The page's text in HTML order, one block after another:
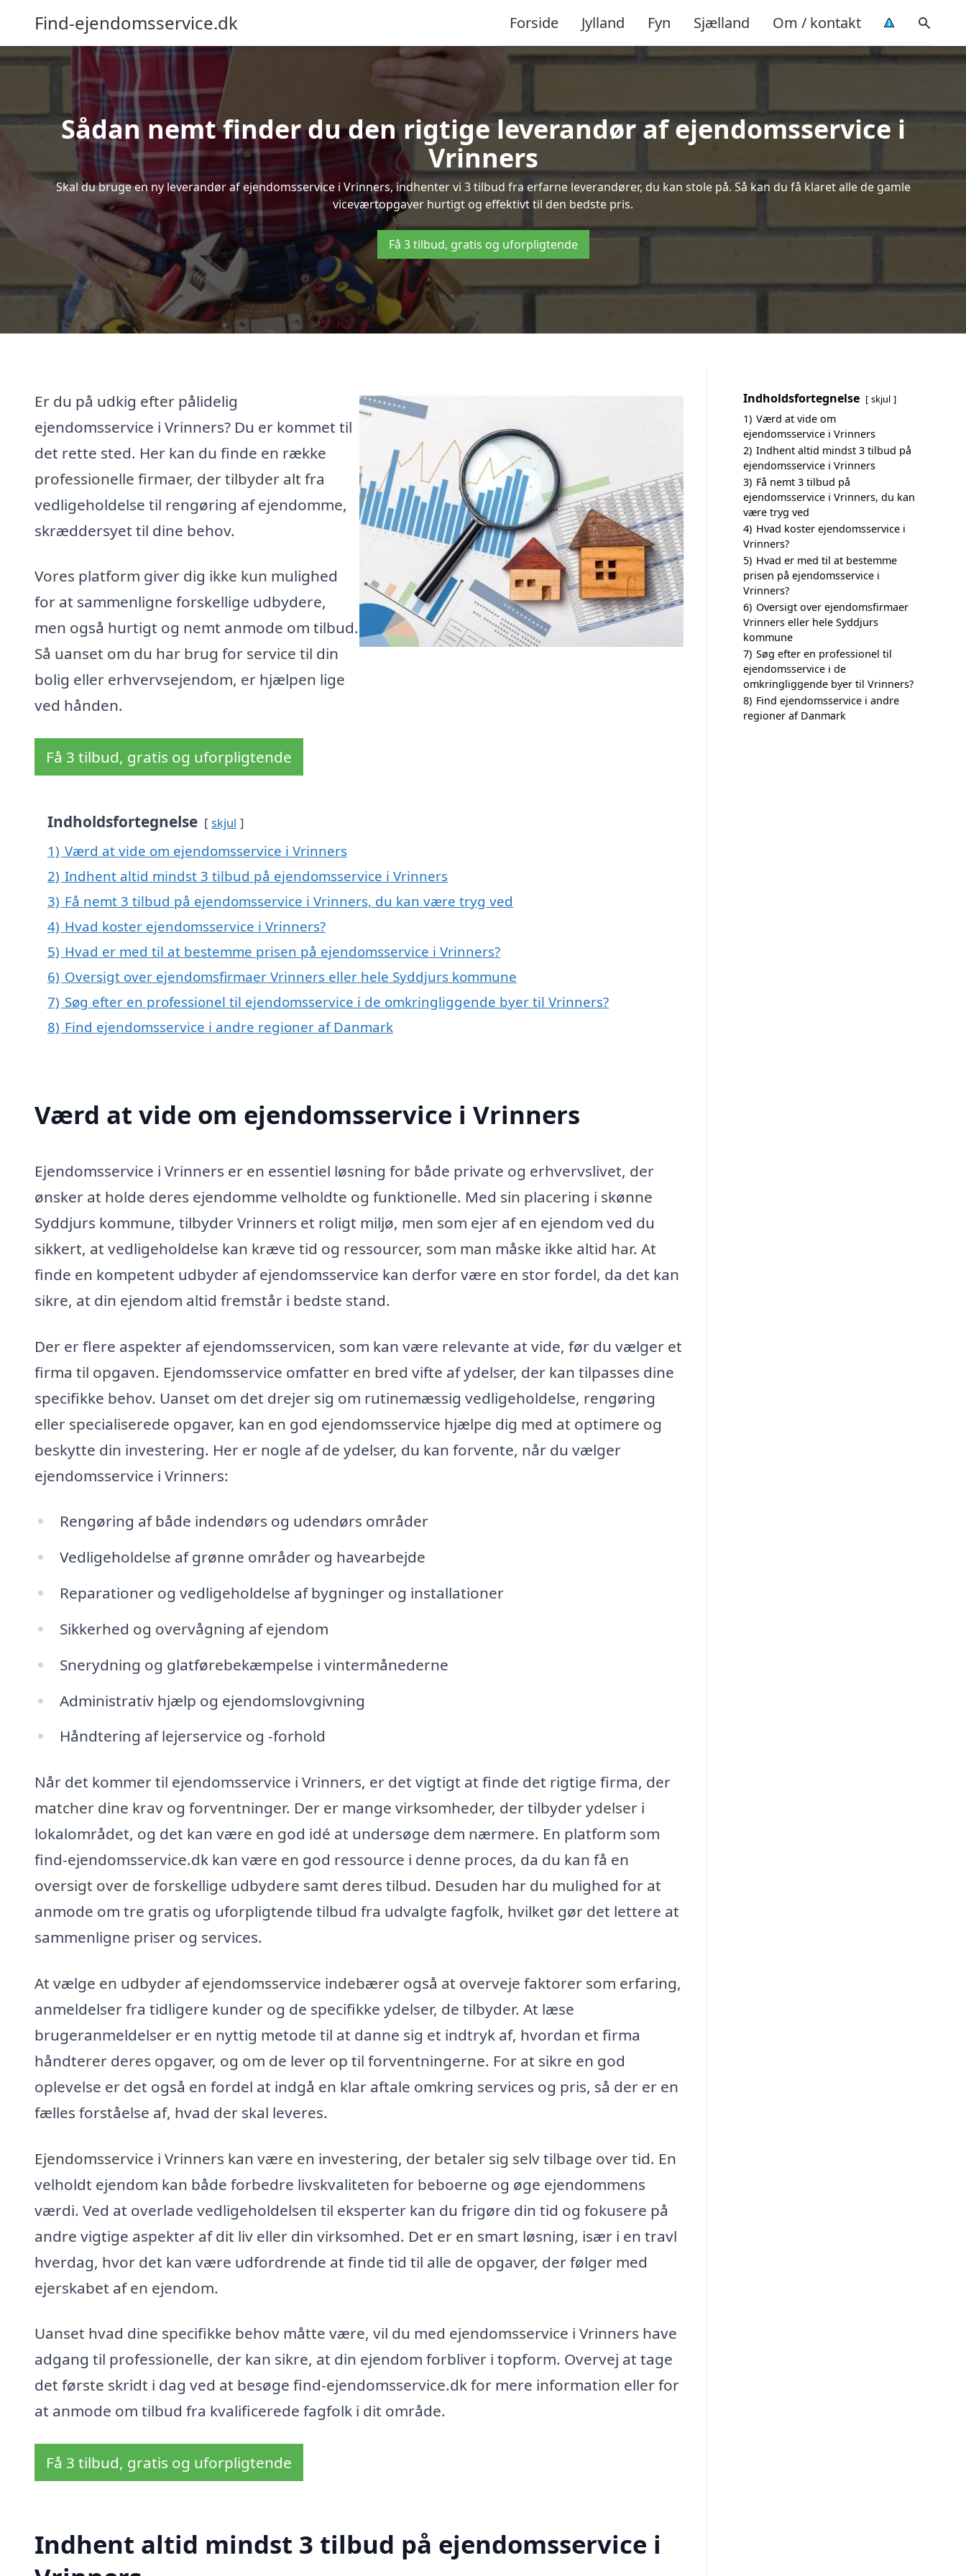
Find-ejendomsservice.dk Forside Jylland Fyn Sjælland Om / kontakt
Sådan nemt finder du den rigtige leverandør af ejendomsservice i
Vrinners
Skal du bruge en ny leverandør af ejendomsservice i Vrinners, indhenter vi 3 tilbud fra erfarne leverandører, du kan stole på. Så kan du få klaret alle de gamle
viceværtopgaver hurtigt og effektivt til den bedste pris.
Få 3 tilbud, gratis og uforpligtende
Er du på udkig efter pålidelig
ejendomsservice i Vrinners? Du er kommet til
det rette sted. Her kan du finde en række
professionelle firmaer, der tilbyder alt fra
vedligeholdelse til rengøring af ejendomme,
skræddersyet til dine behov.
Vores platform giver dig ikke kun mulighed
for at sammenligne forskellige udbydere,
men også hurtigt og nemt anmode om tilbud.
Så uanset om du har brug for service til din
bolig eller erhvervsejendom, er hjælpen lige
ved hånden.
Få 3 tilbud, gratis og uforpligtende
Indholdsfortegnelse skjul
1) Værd at vide om ejendomsservice i Vrinners
2) Indhent altid mindst 3 tilbud på ejendomsservice i Vrinners
3) Få nemt 3 tilbud på ejendomsservice i Vrinners, du kan være tryg ved
4) Hvad koster ejendomsservice i Vrinners?
5) Hvad er med til at bestemme prisen på ejendomsservice i Vrinners?
6) Oversigt over ejendomsfirmaer Vrinners eller hele Syddjurs kommune
7) Søg efter en professionel til ejendomsservice i de omkringliggende byer til Vrinners?
8) Find ejendomsservice i andre regioner af Danmark
Værd at vide om ejendomsservice i Vrinners
Ejendomsservice i Vrinners er en essentiel løsning for både private og erhvervslivet, der
ønsker at holde deres ejendomme velholdte og funktionelle. Med sin placering i skønne
Syddjurs kommune, tilbyder Vrinners et roligt miljø, men som ejer af en ejendom ved du
sikkert, at vedligeholdelse kan kræve tid og ressourcer, som man måske ikke altid har. At
finde en kompetent udbyder af ejendomsservice kan derfor være en stor fordel, da det kan
sikre, at din ejendom altid fremstår i bedste stand.
Der er flere aspekter af ejendomsservicen, som kan være relevante at vide, før du vælger et
firma til opgaven. Ejendomsservice omfatter en bred vifte af ydelser, der kan tilpasses dine
specifikke behov. Uanset om det drejer sig om rutinemæssig vedligeholdelse, rengøring
eller specialiserede opgaver, kan en god ejendomsservice hjælpe dig med at optimere og
beskytte din investering. Her er nogle af de ydelser, du kan forvente, når du vælger
ejendomsservice i Vrinners:
Rengøring af både indendørs og udendørs områder
Vedligeholdelse af grønne områder og havearbejde
Reparationer og vedligeholdelse af bygninger og installationer
Sikkerhed og overvågning af ejendom
Snerydning og glatførebekæmpelse i vintermånederne
Administrativ hjælp og ejendomslovgivning
Håndtering af lejerservice og -forhold
Når det kommer til ejendomsservice i Vrinners, er det vigtigt at finde det rigtige firma, der
matcher dine krav og forventninger. Der er mange virksomheder, der tilbyder ydelser i
lokalområdet, og det kan være en god idé at undersøge dem nærmere. En platform som
find-ejendomsservice.dk kan være en god ressource i denne proces, da du kan få en
oversigt over de forskellige udbydere samt deres tilbud. Desuden har du mulighed for at
anmode om tre gratis og uforpligtende tilbud fra udvalgte fagfolk, hvilket gør det lettere at
sammenligne priser og services.
At vælge en udbyder af ejendomsservice indebærer også at overveje faktorer som erfaring,
anmeldelser fra tidligere kunder og de specifikke ydelser, de tilbyder. At læse
brugeranmeldelser er en nyttig metode til at danne sig et indtryk af, hvordan et firma
håndterer deres opgaver, og om de lever op til forventningerne. For at sikre en god
oplevelse er det også en fordel at indgå en klar aftale omkring services og pris, så der er en
fælles forståelse af, hvad der skal leveres.
Ejendomsservice i Vrinners kan være en investering, der betaler sig selv tilbage over tid. En
velholdt ejendom kan både forbedre livskvaliteten for beboerne og øge ejendommens
værdi. Ved at overlade vedligeholdelsen til eksperter kan du frigøre din tid og fokusere på
andre vigtige aspekter af dit liv eller din virksomhed. Det er en smart løsning, især i en travl
hverdag, hvor det kan være udfordrende at finde tid til alle de opgaver, der følger med
ejerskabet af en ejendom.
Uanset hvad dine specifikke behov måtte være, vil du med ejendomsservice i Vrinners have
adgang til professionelle, der kan sikre, at din ejendom forbliver i topform. Overvej at tage
det første skridt i dag ved at besøge find-ejendomsservice.dk for mere information eller for
at anmode om tilbud fra kvalificerede fagfolk i dit område.
Få 3 tilbud, gratis og uforpligtende
Indhent altid mindst 3 tilbud på ejendomsservice i
Indholdsfortegnelse skjul
1) Værd at vide om
ejendomsservice i Vrinners
2) Indhent altid mindst 3 tilbud på
ejendomsservice i Vrinners
3) Få nemt 3 tilbud på
ejendomsservice i Vrinners, du kan
være tryg ved
4) Hvad koster ejendomsservice i
Vrinners?
5) Hvad er med til at bestemme
prisen på ejendomsservice i
Vrinners?
6) Oversigt over ejendomsfirmaer
Vrinners eller hele Syddjurs
kommune
7) Søg efter en professionel til
ejendomsservice i de
omkringliggende byer til Vrinners?
8) Find ejendomsservice i andre
regioner af Danmark